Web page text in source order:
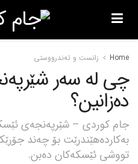
Home زانست و تەندرووستی
چی لە سەر
دەزانین؟
جام کوردی – شێرپەنجەی
بەکاردەهێندرێت بۆ چەند
تووشی ئێسکەکان دەبن.